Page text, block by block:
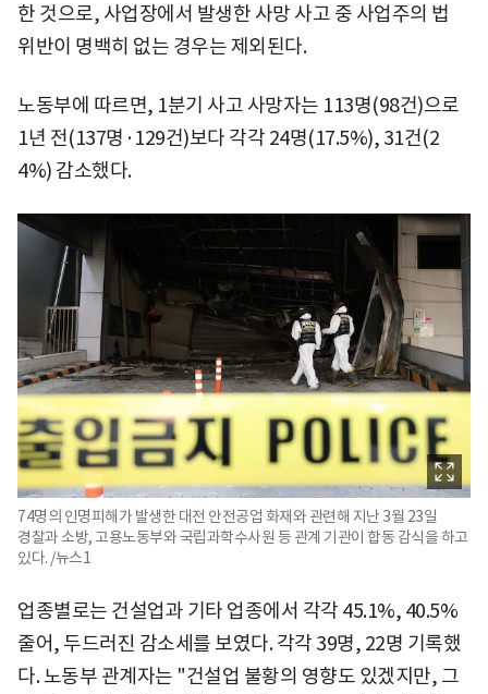
한 것으로, 사업장에서 발생한 사망 사고 중 사업주의 법
위반이 명백히 없는 경우는 제외된다.
노동부에 따르면, 1분기 사고 사망자는 113명(98건)으로
1년 전(137명·129건)보다 각각 24명(17.5%), 31건(2
4%) 감소했다.
74명의 인명피해가 발생한 대전 안전공업 화재와 관련해 지난 3월 23일
경찰과 소방, 고용노동부와 국립과학수사원 등 관계 기관이 합동 감식을 하고
있다. /뉴스1
업종별로는 건설업과 기타 업종에서 각각 45.1%, 40.5%
줄어, 두드러진 감소세를 보였다. 각각 39명, 22명 기록했
다. 노동부 관계자는 "건설업 불황의 영향도 있겠지만, 그